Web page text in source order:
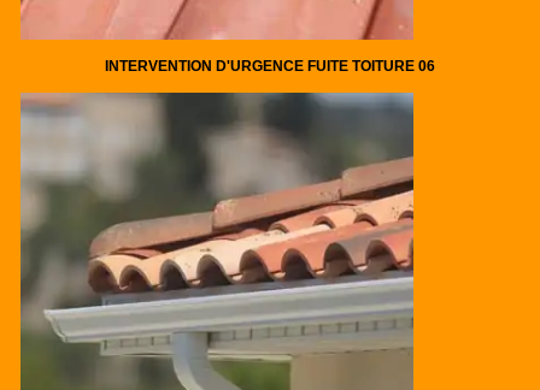
INTERVENTION D'URGENCE FUITE TOITURE 06